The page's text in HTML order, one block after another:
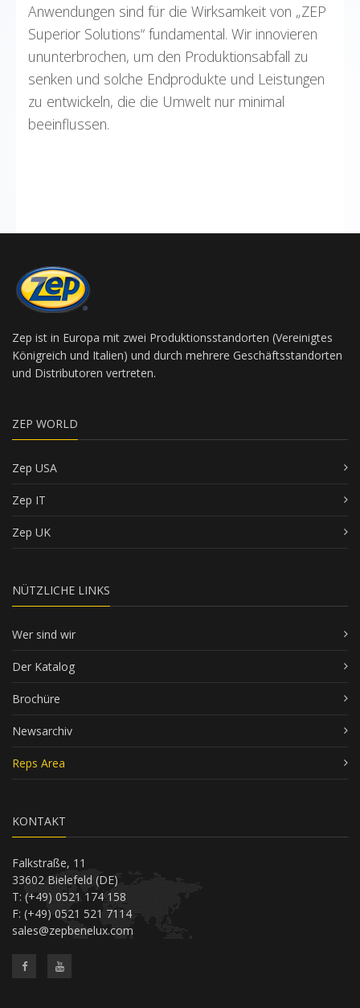
Anwendungen sind für die Wirksamkeit von „ZEP
Superior Solutions“ fundamental. Wir innovieren
ununterbrochen, um den Produktionsabfall zu
senken und solche Endprodukte und Leistungen
zu entwickeln, die die Umwelt nur minimal
beeinflussen.
Zep ist in Europa mit zwei Produktionsstandorten (Vereinigtes
Königreich und Italien) und durch mehrere Geschäftsstandorten
und Distributoren vertreten.
ZEP WORLD
Zep USA
Zep IT
Zep UK
NÜTZLICHE LINKS
Wer sind wir
Der Katalog
Brochüre
Newsarchiv
Reps Area
KONTAKT
Falkstraße, 11
33602 Bielefeld (DE)
T: (+49) 0521 174 158
F: (+49) 0521 521 7114
sales@zepbenelux.com